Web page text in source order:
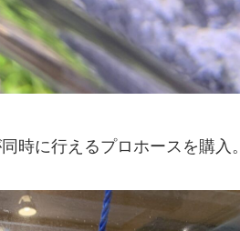
時に行えるプロホースを購入。